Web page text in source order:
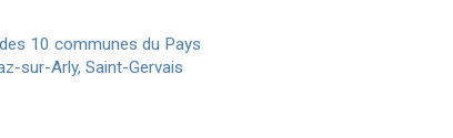
10 communes du Pays
sur-Arly, Saint-Gervais